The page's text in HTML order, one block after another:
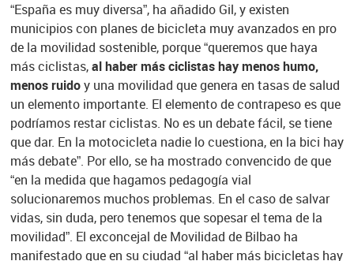
“España es muy diversa”, ha añadido Gil, y existen
municipios con planes de bicicleta muy avanzados en pro
de la movilidad sostenible, porque “queremos que haya
más ciclistas,al haber más ciclistas hay menos humo,
menos ruidoy una movilidad que genera en tasas de salud
un elemento importante. El elemento de contrapeso es que
podríamos restar ciclistas. No es un debate fácil, se tiene
que dar. En la motocicleta nadie lo cuestiona, en la bici hay
más debate”. Por ello, se ha mostrado convencido de que
“en la medida que hagamos pedagogía vial
solucionaremos muchos problemas. En el caso de salvar
vidas, sin duda, pero tenemos que sopesar el tema de la
movilidad”. El exconcejal de Movilidad de Bilbao ha
manifestado que en su ciudad “al haber más bicicletas hay